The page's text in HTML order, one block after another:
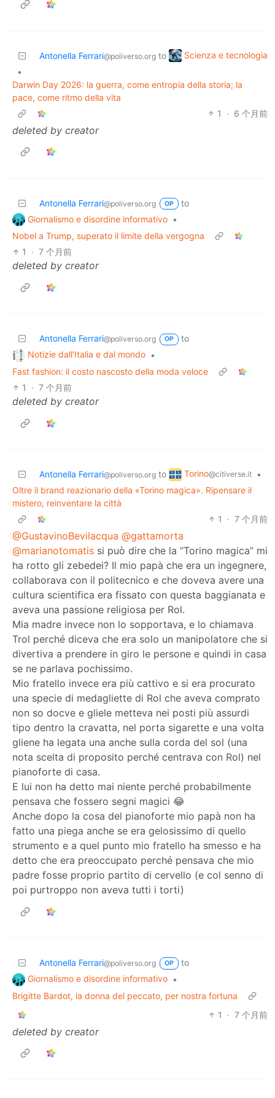
Antonella Ferrari@poliverso.org to
Scienza e tecnologia
•
Darwin Day 2026: la guerra, come entropia della storia; la
pace, come ritmo della vita
1
· 6 个月前
deleted by creator
Antonella Ferrari@poliverso.org OP
to
Giornalismo e disordine informativo •
Nobel a Trump, superato il limite della vergogna
1
· 7 个月前
deleted by creator
Antonella Ferrari@poliverso.org OP
to
Notizie dall'Italia e dal mondo •
Fast fashion: il costo nascosto della moda veloce
1
· 7 个月前
deleted by creator
Antonella Ferrari@poliverso.org to Torino@citiverse.it
•
Oltre il brand reazionario della «Torino magica». Ripensare il
mistero, reinventare la città
1
· 7 个月前
@GustavinoBevilacqua @gattamorta
@marianotomatis si può dire che la “Torino magica” mi
ha rotto gli zebedei? Il mio papà che era un ingegnere,
collaborava con il politecnico e che doveva avere una
cultura scientifica era fissato con questa baggianata e
aveva una passione religiosa per Rol.
Mia madre invece non lo sopportava, e lo chiamava
Trol perché diceva che era solo un manipolatore che si
divertiva a prendere in giro le persone e quindi in casa
se ne parlava pochissimo.
Mio fratello invece era più cattivo e si era procurato
una specie di medagliette di Rol che aveva comprato
non so docve e gliele metteva nei posti più assurdi
tipo dentro la cravatta, nel porta sigarette e una volta
gliene ha legata una anche sulla corda del sol (una
nota scelta di proposito perché centrava con Rol) nel
pianoforte di casa.
E lui non ha detto mai niente perché probabilmente
pensava che fossero segni magici 😂
Anche dopo la cosa del pianoforte mio papà non ha
fatto una piega anche se era gelosissimo di quello
strumento e a quel punto mio fratello ha smesso e ha
detto che era preoccupato perché pensava che mio
padre fosse proprio partito di cervello (e col senno di
poi purtroppo non aveva tutti i torti)
Antonella Ferrari@poliverso.org OP
to
Giornalismo e disordine informativo •
Brigitte Bardot, la donna del peccato, per nostra fortuna
1
· 7 个月前
deleted by creator